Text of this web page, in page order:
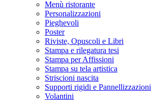
Menù ristorante
Personalizzazioni
Pieghevoli
Poster
Riviste, Opuscoli e Libri
Stampa e rilegatura tesi
Stampa per Affissioni
Stampa su tela artistica
Striscioni nascita
Supporti rigidi e Pannellizzazioni
Volantini